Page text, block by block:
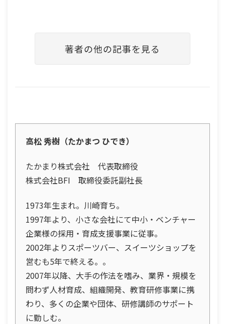
著者の他の記事を見る
高松 秀樹（たかまつ ひでき）
たかまり株式会社 代表取締役
株式会社BFI 取締役委託副社長
1973年生まれ。川崎育ち。
1997年より、小さな会社にて中小・ベンチャー
企業様の採用・育成支援事業に従事。
2002年よりスポーツバー、スイーツショップを
営むも5年で終える。。
2007年以降、大手の作法を嗜み、業界・規模を
問わず人材育成、組織開発、教育研修事業に携
わり、多くの企業や団体、研修講師のサポート
に勤しむ。